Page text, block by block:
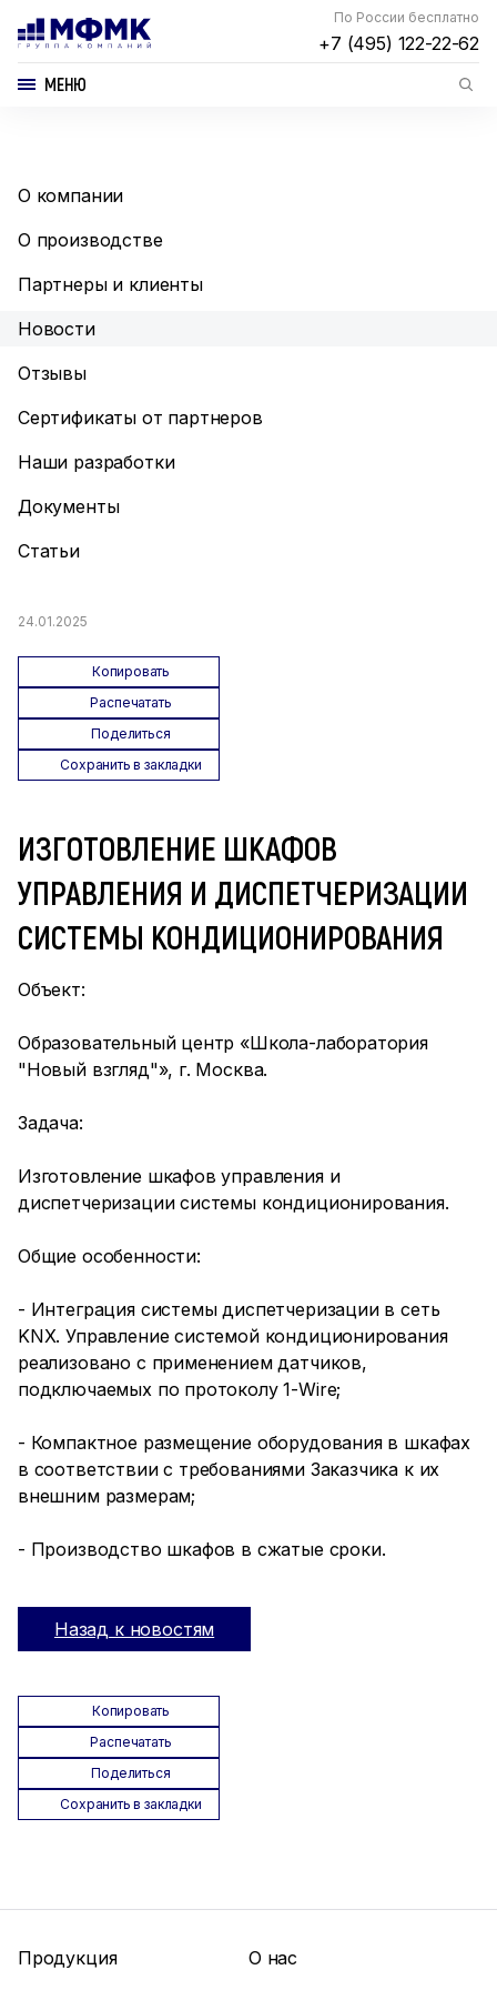
По России бесплатно
+7 (495) 122-22-62
МЕНЮ
О компании
О производстве
Партнеры и клиенты
Новости
Отзывы
Сертификаты от партнеров
Наши разработки
Документы
Статьи
24.01.2025
Копировать
Распечатать
Поделиться
Сохранить в закладки
ИЗГОТОВЛЕНИЕ ШКАФОВ
УПРАВЛЕНИЯ И ДИСПЕТЧЕРИЗАЦИИ
СИСТЕМЫ КОНДИЦИОНИРОВАНИЯ
Объект:
Образовательный центр «Школа-лаборатория
"Новый взгляд"», г. Москва.
Задача:
Изготовление шкафов управления и
диспетчеризации системы кондиционирования.
Общие особенности:
- Интеграция системы диспетчеризации в сеть
KNX. Управление системой кондиционирования
реализовано с применением датчиков,
подключаемых по протоколу 1-Wire;
- Компактное размещение оборудования в шкафах
в соответствии с требованиями Заказчика к их
внешним размерам;
- Производство шкафов в сжатые сроки.
Назад к новостям
Копировать
Распечатать
Поделиться
Сохранить в закладки
Продукция О нас